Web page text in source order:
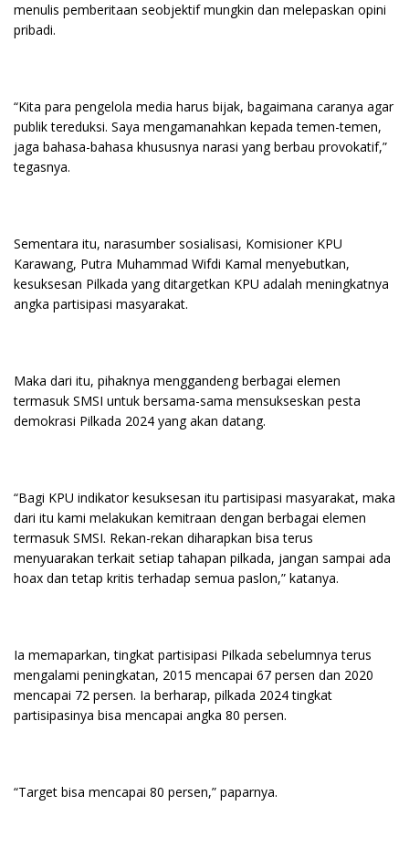
menulis pemberitaan seobjektif mungkin dan melepaskan opini
pribadi.
“Kita para pengelola media harus bijak, bagaimana caranya agar
publik tereduksi. Saya mengamanahkan kepada temen-temen,
jaga bahasa-bahasa khususnya narasi yang berbau provokatif,”
tegasnya.
Sementara itu, narasumber sosialisasi, Komisioner KPU
Karawang, Putra Muhammad Wifdi Kamal menyebutkan,
kesuksesan Pilkada yang ditargetkan KPU adalah meningkatnya
angka partisipasi masyarakat.
Maka dari itu, pihaknya menggandeng berbagai elemen
termasuk SMSI untuk bersama-sama mensukseskan pesta
demokrasi Pilkada 2024 yang akan datang.
“Bagi KPU indikator kesuksesan itu partisipasi masyarakat, maka
dari itu kami melakukan kemitraan dengan berbagai elemen
termasuk SMSI. Rekan-rekan diharapkan bisa terus
menyuarakan terkait setiap tahapan pilkada, jangan sampai ada
hoax dan tetap kritis terhadap semua paslon,” katanya.
Ia memaparkan, tingkat partisipasi Pilkada sebelumnya terus
mengalami peningkatan, 2015 mencapai 67 persen dan 2020
mencapai 72 persen. Ia berharap, pilkada 2024 tingkat
partisipasinya bisa mencapai angka 80 persen.
“Target bisa mencapai 80 persen,” paparnya.